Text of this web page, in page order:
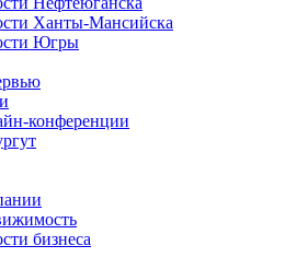
Ханты-Мансийска
Югры
конференции
бизнеса